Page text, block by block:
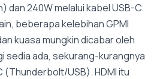
dan 240W melalui kabel USB-C.
beberapa kelebihan GPMI
kuasa mungkin dicabar oleh
sedia ada, sekurang-kurangnya
(Thunderbolt/USB). HDMI itu